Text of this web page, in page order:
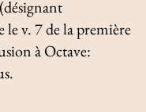
(désignant
v. 7 de la première
à Octave:
.